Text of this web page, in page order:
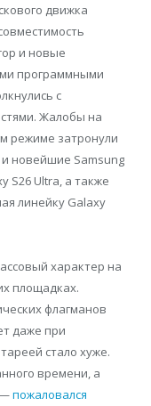
движка
и новые
программными
с
Жалобы на
режиме затронули
новейшие Samsung
S26 Ultra, а также
линейку Galaxy
характер на
площадках.
флагманов
даже при
стало хуже.
времени, а
—пожаловался